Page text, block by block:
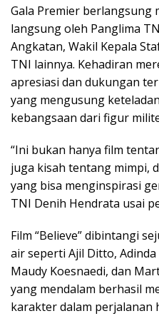
Gala Premier berlangsung
langsung oleh Panglima
Angkatan, Wakil Kepala
TNI lainnya. Kehadiran
apresiasi dan dukungan
yang mengusung
kebangsaan dari figur
“Ini bukan hanya film
juga kisah tentang mimpi,
yang bisa menginspirasi
TNI Denih Hendrata usai
Film “Believe” dibintangi
air seperti Ajil Ditto,
Maudy Koesnaedi, dan
yang mendalam berhasil
karakter dalam perjalanan